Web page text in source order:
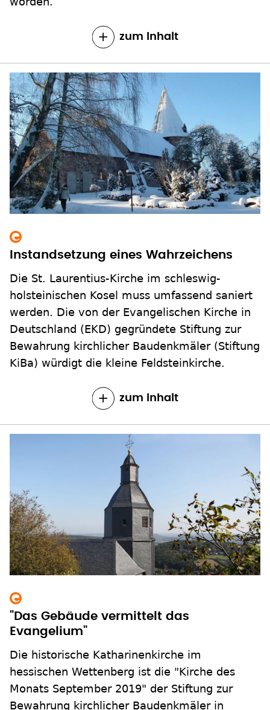
Instandsetzung eines Wahrzeichens
Die St. Laurentius-Kirche im schleswig-
werden. Die von der Evangelischen Kirche in
Deutschland (EKD) gegründete Stiftung zur
Bewahrung kirchlicher Baudenkmäler (Stiftung
KiBa) würdigt die kleine Feldsteinkirche.
"Das Gebäude vermittelt das
Evangelium"
Die historische Katharinenkirche im
Monats September 2019" der Stiftung zur
Bewahrung kirchlicher Baudenkmäler in
Deutschland (Stiftung KiBa).